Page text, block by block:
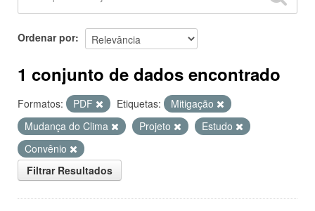
Ordenar por
1 conjunto de dados encontrado
Formatos: PDF Etiquetas:
Mitigação
Mudança do Clima
Projeto
Estudo
Convênio
Filtrar Resultados